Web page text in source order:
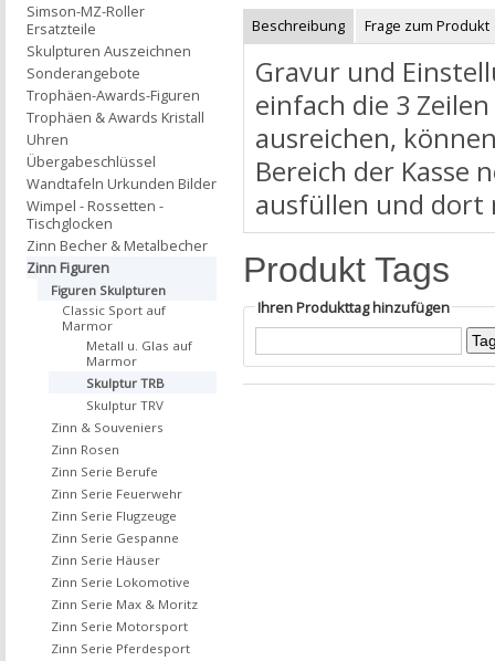
Beschreibung Frage zum Produkt
Gravur und
einfach die 3
ausreichen,
Bereich der Kasse
ausfüllen und dort
Produkt Tags
Ihren Produkttag hinzufügen
Simson-MZ-Roller
Ersatzteile
Skulpturen Auszeichnen
Sonderangebote
Trophäen-Awards-Figuren
Trophäen & Awards Kristall
Uhren
Übergabeschlüssel
Wandtafeln Urkunden Bilder
Wimpel - Rossetten -
Tischglocken
Zinn Becher & Metalbecher
Zinn Figuren
Figuren Skulpturen
Classic Sport auf
Marmor
Metall u. Glas auf
Marmor
Skulptur TRB
Skulptur TRV
Zinn & Souveniers
Zinn Rosen
Zinn Serie Berufe
Zinn Serie Feuerwehr
Zinn Serie Flugzeuge
Zinn Serie Gespanne
Zinn Serie Häuser
Zinn Serie Lokomotive
Zinn Serie Max & Moritz
Zinn Serie Motorsport
Zinn Serie Pferdesport